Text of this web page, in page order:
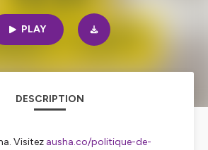
PLAY
DESCRIPTION
Visitez ausha.co/politique-de-